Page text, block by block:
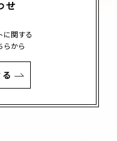
せ
に関する
らから